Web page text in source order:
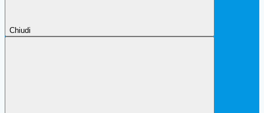
Chiudi